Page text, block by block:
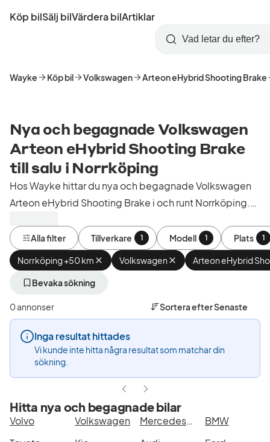
till
Startsida
Köp bilSälj bilVärdera bilArtiklar
Skapa
konto
Logga
in
Sök
Wayke Köp bil Volkswagen Arteon eHybrid Shooting Brake
Nya och begagnade Volkswagen
Arteon eHybrid Shooting Brake
till salu i Norrköping
Hos Wayke hittar du nya och begagnade Volkswagen
Arteon eHybrid Shooting Brake i och runt Norrköping.
Sverige.Alla filter Tillverkare 1 Modell 1 Plats 1
Norrköping +50 km Ta
bort
(Plats)
Volkswagen Ta
bort
Volkswagen
Arteon eHybrid
Bevaka sökning
0 annonser Sortera efterSenaste
Inga resultat hittades
Vi kunde inte hitta några resultat som matchar din
sökning.
Hitta nya och begagnade bilar
Volvo Volkswagen Mercedes-Benz
BMW